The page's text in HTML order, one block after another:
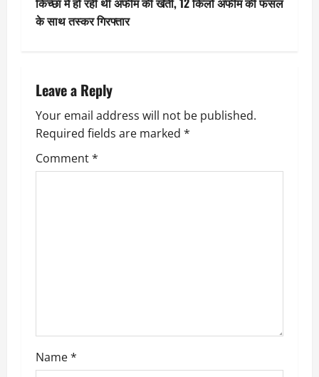
s
a
v
i
n
के साथ तस्कर गिरफ्तार
Leave a Reply
Your email address will not be published.
Required fields are marked *
Comment*
Name*